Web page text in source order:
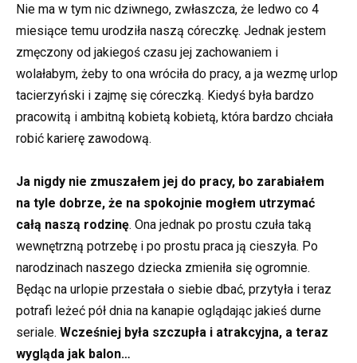
Nie ma w tym nic dziwnego, zwłaszcza, że ledwo co 4
miesiące temu urodziła naszą córeczkę. Jednak jestem
zmęczony od jakiegoś czasu jej zachowaniem i
wolałabym, żeby to ona wróciła do pracy, a ja wezmę urlop
tacierzyński i zajmę się córeczką. Kiedyś była bardzo
pracowitą i ambitną kobietą kobietą, która bardzo chciała
robić karierę zawodową.
Ja nigdy nie zmuszałem jej do pracy, bo zarabiałem
na tyle dobrze, że na spokojnie mogłem utrzymać
całą naszą rodzinę. Ona jednak po prostu czuła taką
wewnętrzną potrzebę i po prostu praca ją cieszyła. Po
narodzinach naszego dziecka zmieniła się ogromnie.
Będąc na urlopie przestała o siebie dbać, przytyła i teraz
potrafi leżeć pół dnia na kanapie oglądając jakieś durne
seriale. Wcześniej była szczupła i atrakcyjna, a teraz
wygląda jak balon…